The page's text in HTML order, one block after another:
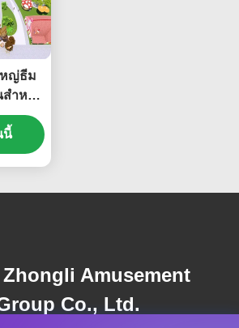
หญ่ธีม
สำหรับ
กลาง
นี้
Amusement
Co., Ltd.